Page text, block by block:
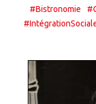
#Bistronomie